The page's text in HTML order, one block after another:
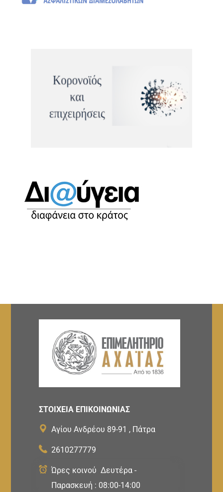
ΣΤΟΙΧΕΙΑ ΕΠΙΚΟΙΝΩΝΙΑΣ
Αγίου Ανδρέου 89-91 , Πάτρα
2610277779
Ώρες κοινού Δευτέρα -
Παρασκευή : 08:00-14:00